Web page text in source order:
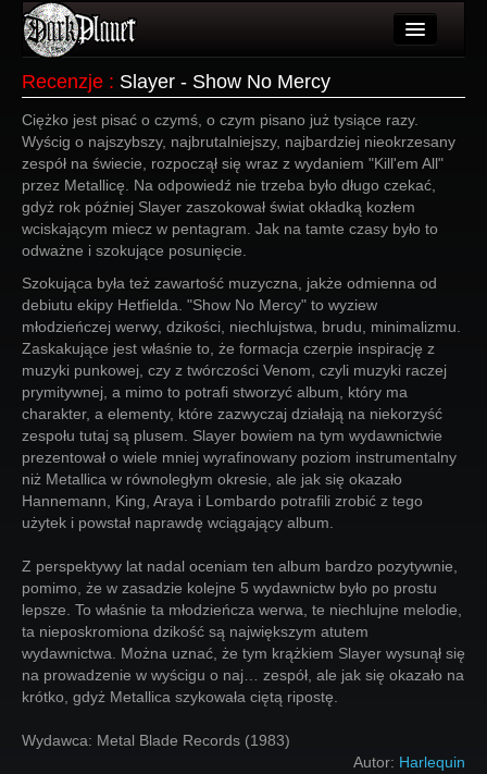
Wydarzenia
Galeria
Forum
Więcej
Login
Recenzje : Slayer - Show No Mercy
Ciężko jest pisać o czymś, o czym pisano już tysiące razy.
Wyścig o najszybszy, najbrutalniejszy, najbardziej nieokrzesany
zespół na świecie, rozpoczął się wraz z wydaniem "Kill'em All"
przez Metallicę. Na odpowiedź nie trzeba było długo czekać,
gdyż rok później Slayer zaszokował świat okładką kozłem
wciskającym miecz w pentagram. Jak na tamte czasy było to
odważne i szokujące posunięcie.
Szokująca była też zawartość muzyczna, jakże odmienna od
debiutu ekipy Hetfielda. "Show No Mercy" to wyziew
młodzieńczej werwy, dzikości, niechlujstwa, brudu, minimalizmu.
Zaskakujące jest właśnie to, że formacja czerpie inspirację z
muzyki punkowej, czy z twórczości Venom, czyli muzyki raczej
prymitywnej, a mimo to potrafi stworzyć album, który ma
charakter, a elementy, które zazwyczaj działają na niekorzyść
zespołu tutaj są plusem. Slayer bowiem na tym wydawnictwie
prezentował o wiele mniej wyrafinowany poziom instrumentalny
niż Metallica w równoległym okresie, ale jak się okazało
Hannemann, King, Araya i Lombardo potrafili zrobić z tego
użytek i powstał naprawdę wciągający album.
Z perspektywy lat nadal oceniam ten album bardzo pozytywnie,
pomimo, że w zasadzie kolejne 5 wydawnictw było po prostu
lepsze. To właśnie ta młodzieńcza werwa, te niechlujne melodie,
ta nieposkromiona dzikość są największym atutem
wydawnictwa. Można uznać, że tym krążkiem Slayer wysunął się
na prowadzenie w wyścigu o naj… zespół, ale jak się okazało na
krótko, gdyż Metallica szykowała ciętą ripostę.
Wydawca: Metal Blade Records (1983)
Autor: Harlequin